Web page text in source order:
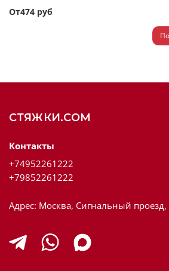
От474 руб
СТЯЖКИ.COM
Контакты
+74952261222
+79852261222
Адрес: Москва, Сигнальный проезд,